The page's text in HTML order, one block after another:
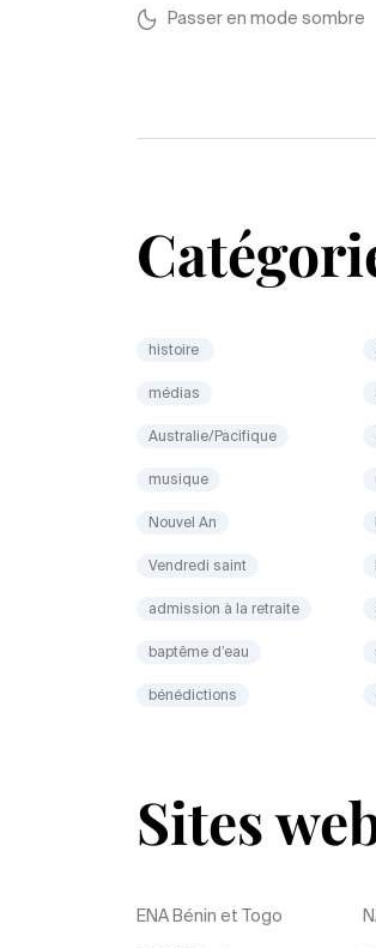
Passer en mode sombre
histoire
médias
Australie/Pacifique
musique
Nouvel An
Vendredi saint
admission à la retraite
baptême d’eau
bénédictions
Sites
ENA Bénin et Togo